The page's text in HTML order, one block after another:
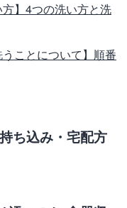
方】4つの洗い方と洗
うことについて】順番
ち込み・宅配方